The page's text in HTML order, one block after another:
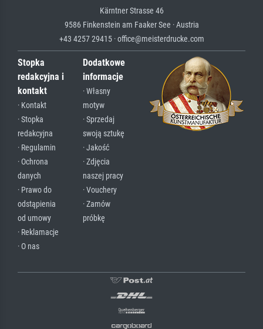
Kärntner Strasse 46
9586 Finkenstein am Faaker See · Austria
+43 4257 29415 · office@meisterdrucke.com
Stopka
redakcyjna i
kontakt
· Kontakt
· Stopka
redakcyjna
· Regulamin
· Ochrona
danych
· Prawo do
odstąpienia
od umowy
· Reklamacje
· O nas
Dodatkowe
informacje
· Własny
motyw
· Sprzedaj
swoją sztukę
· Jakość
· Zdjęcia
naszej pracy
· Vouchery
· Zamów
próbkę